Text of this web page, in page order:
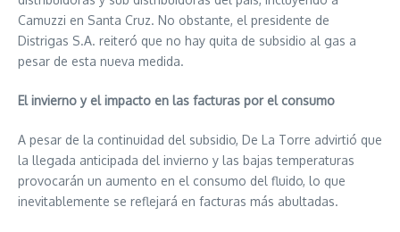
Camuzzi en Santa Cruz. No obstante, el presidente de
Distrigas S.A. reiteró que no hay quita de subsidio al gas a
pesar de esta nueva medida.
El invierno y el impacto en las facturas por el consumo
A pesar de la continuidad del subsidio, De La Torre advirtió que
la llegada anticipada del invierno y las bajas temperaturas
provocarán un aumento en el consumo del fluido, lo que
inevitablemente se reflejará en facturas más abultadas.